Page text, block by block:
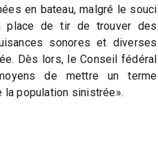
en bateau, malgré le souci
de tir de trouver des
sonores et diverses
Dès lors, le Conseil fédéral
de mettre un terme
la population sinistrée».